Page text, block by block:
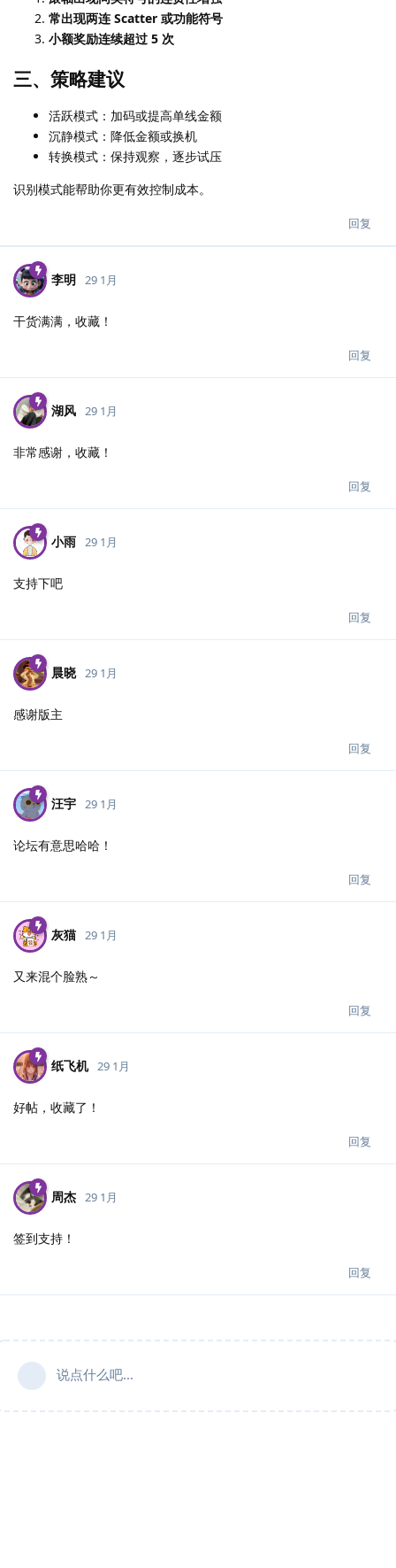
常出现两连 Scatter 或功能符号
小额奖励连续超过 5 次
三、策略建议
活跃模式：加码或提高单线金额
沉静模式：降低金额或换机
转换模式：保持观察，逐步试压
识别模式能帮助你更有效控制成本。
回复
李明 29 1月
干货满满，收藏！
回复
湖风 29 1月
非常感谢，收藏！
回复
小雨 29 1月
支持下吧
回复
晨晓 29 1月
感谢版主
回复
汪宇 29 1月
论坛有意思哈哈！
回复
灰猫 29 1月
又来混个脸熟～
回复
纸飞机 29 1月
好帖，收藏了！
回复
周杰 29 1月
签到支持！
回复
说点什么吧...